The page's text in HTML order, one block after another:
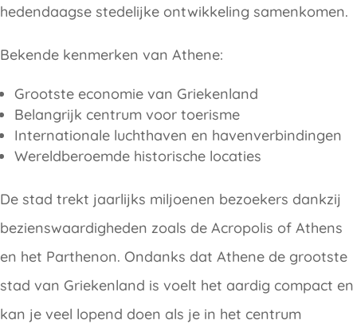
hedendaagse stedelijke ontwikkeling samenkomen.
Bekende kenmerken van Athene:
Grootste economie van Griekenland
Belangrijk centrum voor toerisme
Internationale luchthaven en havenverbindingen
Wereldberoemde historische locaties
De stad trekt jaarlijks miljoenen bezoekers dankzij
bezienswaardigheden zoals de Acropolis of Athens
en het Parthenon. Ondanks dat Athene de grootste
stad van Griekenland is voelt het aardig compact en
kan je veel lopend doen als je in het centrum